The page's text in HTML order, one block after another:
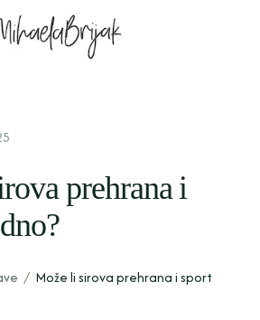
prehrana i
/ Može li sirova prehrana i sport